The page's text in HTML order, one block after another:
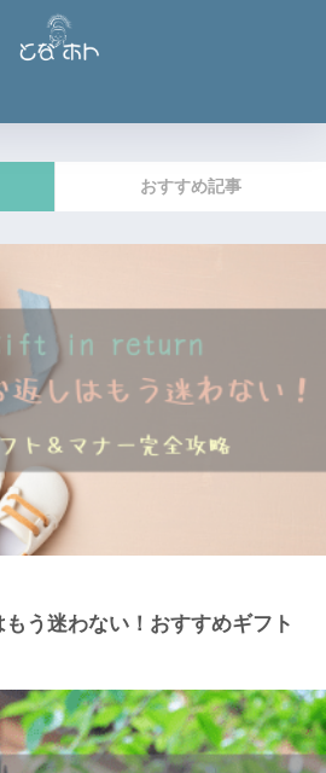
おすすめ記事
う迷わない！おすすめギフト